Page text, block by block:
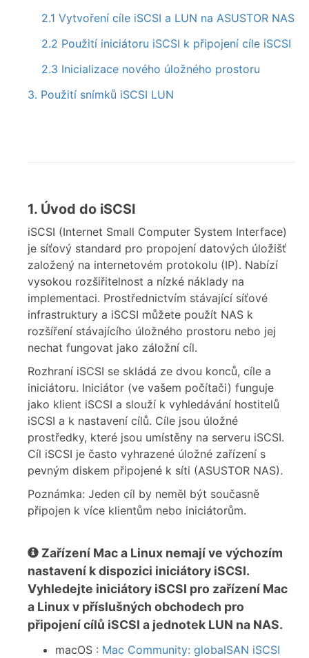
2.1 Vytvoření cíle iSCSI a LUN na ASUSTOR NAS
2.2 Použití iniciátoru iSCSI k připojení cíle iSCSI
2.3 Inicializace nového úložného prostoru
3. Použití snímků iSCSI LUN
1. Úvod do iSCSI
iSCSI (Internet Small Computer System Interface)
je síťový standard pro propojení datových úložišť
založený na internetovém protokolu (IP). Nabízí
vysokou rozšiřitelnost a nízké náklady na
implementaci. Prostřednictvím stávající síťové
infrastruktury a iSCSI můžete použít NAS k
rozšíření stávajícího úložného prostoru nebo jej
nechat fungovat jako záložní cíl.
Rozhraní iSCSI se skládá ze dvou konců, cíle a
iniciátoru. Iniciátor (ve vašem počítači) funguje
jako klient iSCSI a slouží k vyhledávání hostitelů
iSCSI a k nastavení cílů. Cíle jsou úložné
prostředky, které jsou umístěny na serveru iSCSI.
Cíl iSCSI je často vyhrazené úložné zařízení s
pevným diskem připojené k síti (ASUSTOR NAS).
Poznámka: Jeden cíl by neměl být současně
připojen k více klientům nebo iniciátorům.
Zařízení Mac a Linux nemají ve výchozím
nastavení k dispozici iniciátory iSCSI.
Vyhledejte iniciátory iSCSI pro zařízení Mac
a Linux v příslušných obchodech pro
připojení cílů iSCSI a jednotek LUN na NAS.
macOS : Mac Community: globalSAN iSCSI